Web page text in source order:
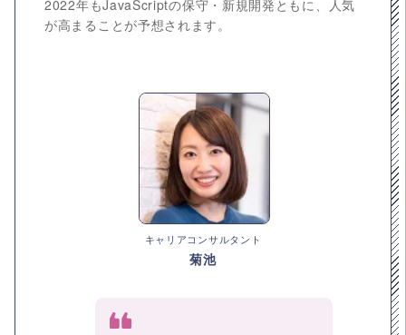
2022年もJavaScriptの保守・新規開発ともに、人気
が高まることが予想されます。
キャリアコンサルタント
菊池